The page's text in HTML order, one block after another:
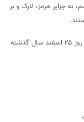
به جزایر هرمز، لارک و بر
طرح تسهیل سفرهای دریایی نوروزی سال ۱۴۰۲ از روز ۲۵ اسفند سال گذشته